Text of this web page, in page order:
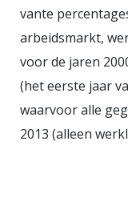
vante
arbeidsmarkt,
voor de ja­ren
(het eerste jaar
waar­voor alle
2013 (alleen